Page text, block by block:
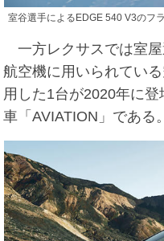
室谷選手によるEDGE 540 V3のフ
一方レクサスでは室屋
航空機に用いられてい
用した1台が2020年に
車「AVIATION」である。